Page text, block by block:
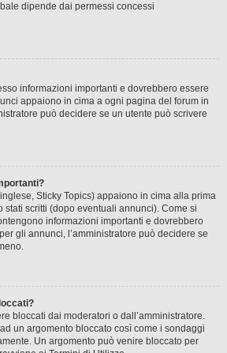
dipende dai permessi concessi
informazioni importanti e dovrebbero essere
appaiono in cima a ogni pagina del forum in
può decidere se un utente può scrivere
Sticky Topics) appaiono in cima alla prima
stati scritti (dopo eventuali annunci). Come si
informazioni importanti e dovrebbero
gli annunci, l’amministratore può decidere se
bloccati dai moderatori o dall’amministratore.
un argomento bloccato così come i sondaggi
Un argomento può venire bloccato per